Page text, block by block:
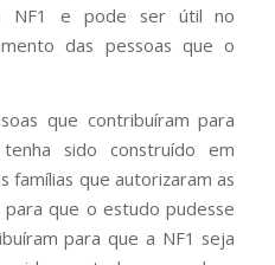
NF1 e pode ser útil no
das pessoas que o
que contribuíram para
sido construído em
famílias que autorizaram as
que o estudo pudesse
para que a NF1 seja